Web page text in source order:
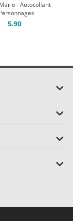
- Autocollant
5.90